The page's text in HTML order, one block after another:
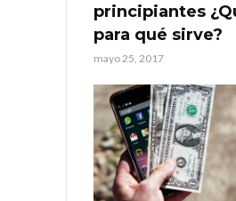
principiantes
para qué sirve?
mayo 25, 2017